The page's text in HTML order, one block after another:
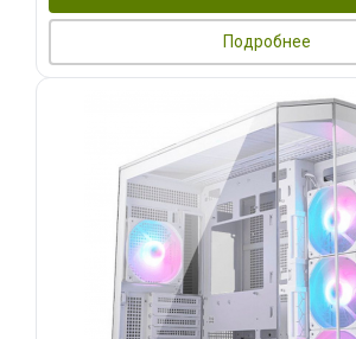
Подробнее